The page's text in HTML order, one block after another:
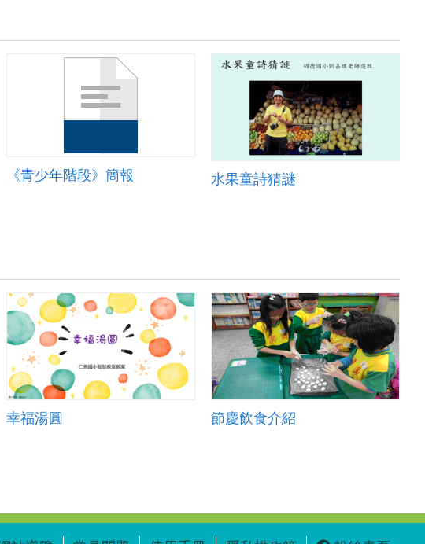
《青少年階段》簡報 水果童詩猜謎
幸福湯圓 節慶飲食介紹